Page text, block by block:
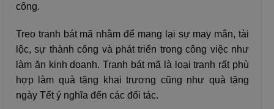
công.
Treo tranh bát mã nhằm để mang lại sự may mắn, tài
lộc, sự thành công và phát triển trong công việc như
làm ăn kinh doanh. Tranh bát mã là loại tranh rất phù
hợp làm quà tặng khai trương cũng như quà tặng
ngày Tết ý nghĩa đến các đối tác.